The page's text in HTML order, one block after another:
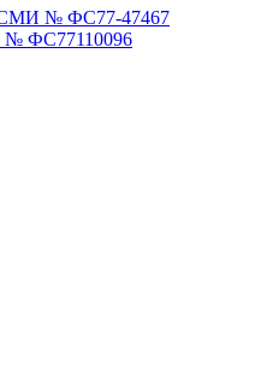
СМИ № ФС77-47467
№ ФС77110096